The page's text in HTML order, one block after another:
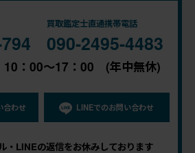
買取鑑定士直通携帯電話
090-2495-4483
：00～17：00 (年中無休)
合わせ LINEでのお問い合わせ
・LINEの返信をお休みしております